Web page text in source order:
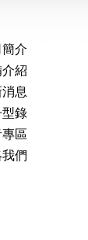
介
紹
息
錄
區
們